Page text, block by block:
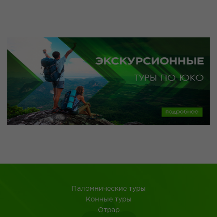
Паломнические туры
Конные туры
Отрар